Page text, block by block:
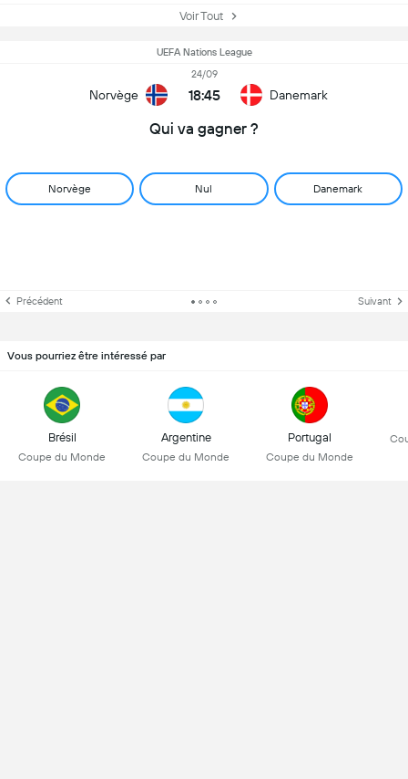
Voir Tout
UEFA Nations League
Norvège
24/09
18:45 Danemark
Qui va gagner ?
Norvège Nul Danemark
Précédent Suivant
Vous pourriez être intéressé par
Brésil
Coupe du Monde
Argentine
Coupe du Monde
Portugal
Coupe du Monde